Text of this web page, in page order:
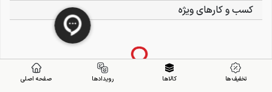
کسب و کارهای ویژه
تخفیف ها کالاها رویدادها صفحه اصلی